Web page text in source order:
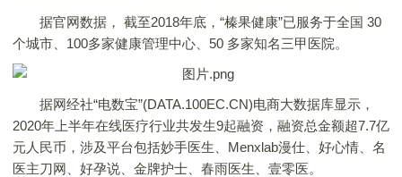
据官网数据， 截至2018年底，“榛果健康”已服务于全国 30
个城市、100多家健康管理中心、50 多家知名三甲医院。
据网经社“电数宝”(DATA.100EC.CN)电商大数据库显示，
2020年上半年在线医疗行业共发生9起融资，融资总金额超7.7亿
元人民币，涉及平台包括妙手医生、Menxlab漫仕、好心情、名
医主刀网、好孕说、金牌护士、春雨医生、壹零医。